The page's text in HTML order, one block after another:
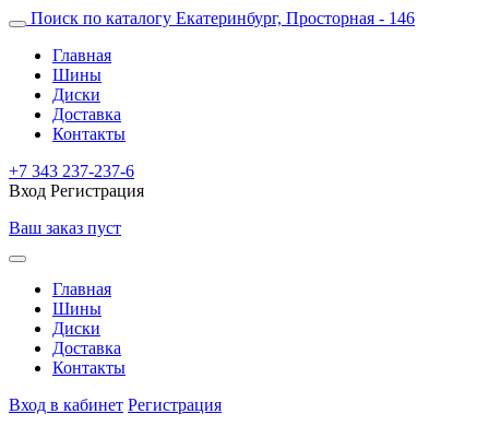
Поиск по каталогу Екатеринбург, Просторная - 146
Главная
Шины
Диски
Доставка
Контакты
+7 343 237-237-6
Вход Регистрация
Ваш заказ пуст
Главная
Шины
Диски
Доставка
Контакты
Вход в кабинет Регистрация